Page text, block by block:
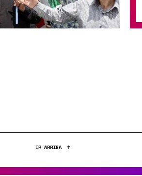
IR ARRIBA